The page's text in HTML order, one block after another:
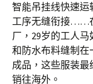
智能吊挂线快速运
工序无缝衔接……
厂，29岁的工人
和防水布料缝制在
成品，这些服装
销往海外。